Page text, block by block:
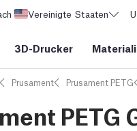
Vereinigte Staaten
3D-Drucker
Prusament Prusament PETG
PETG